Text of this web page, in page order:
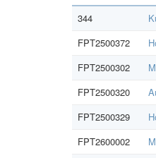
344
FPT2500372
FPT2500302
FPT2500320
FPT2500329
FPT2600002